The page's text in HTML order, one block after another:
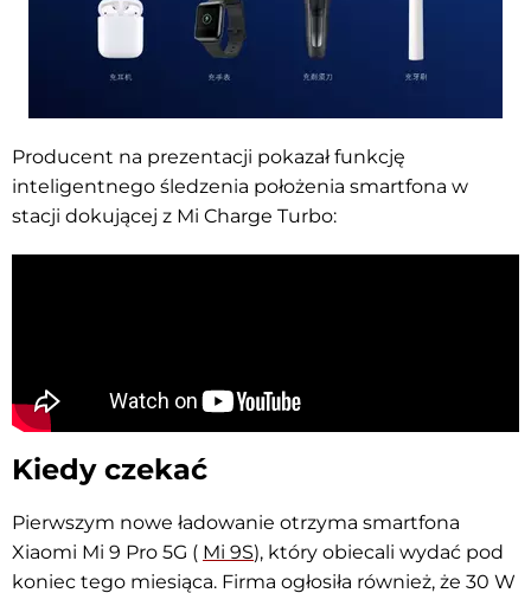
Producent na prezentacji pokazał funkcję
inteligentnego śledzenia położenia smartfona w
stacji dokującej z Mi Charge Turbo:
Kiedy czekać
Pierwszym nowe ładowanie otrzyma smartfona
Xiaomi Mi 9 Pro 5G ( Mi 9S), który obiecali wydać pod
koniec tego miesiąca. Firma ogłosiła również, że 30 W